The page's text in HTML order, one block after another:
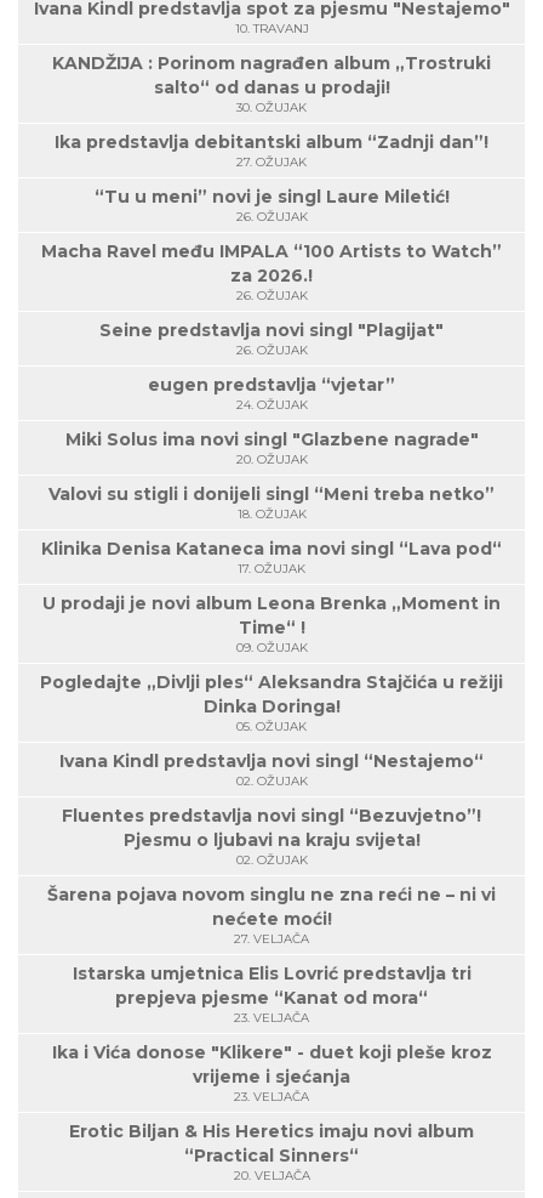
Ivana Kindl predstavlja spot za pjesmu "Nestajemo"
10. TRAVANJ
KANDŽIJA : Porinom nagrađen album „Trostruki
salto“ od danas u prodaji!
30. OŽUJAK
Ika predstavlja debitantski album “Zadnji dan”!
27. OŽUJAK
“Tu u meni” novi je singl Laure Miletić!
26. OŽUJAK
Macha Ravel među IMPALA “100 Artists to Watch”
za 2026.!
26. OŽUJAK
Seine predstavlja novi singl "Plagijat"
26. OŽUJAK
eugen predstavlja “vjetar”
24. OŽUJAK
Miki Solus ima novi singl "Glazbene nagrade"
20. OŽUJAK
Valovi su stigli i donijeli singl “Meni treba netko”
18. OŽUJAK
Klinika Denisa Kataneca ima novi singl “Lava pod“
17. OŽUJAK
U prodaji je novi album Leona Brenka „Moment in
Time“ !
09. OŽUJAK
Pogledajte „Divlji ples“ Aleksandra Stajčića u režiji
Dinka Doringa!
05. OŽUJAK
Ivana Kindl predstavlja novi singl “Nestajemo“
02. OŽUJAK
Fluentes predstavlja novi singl “Bezuvjetno”!
Pjesmu o ljubavi na kraju svijeta!
02. OŽUJAK
Šarena pojava novom singlu ne zna reći ne – ni vi
nećete moći!
27. VELJAČA
Istarska umjetnica Elis Lovrić predstavlja tri
prepjeva pjesme “Kanat od mora“
23. VELJAČA
Ika i Vića donose "Klikere" - duet koji pleše kroz
vrijeme i sjećanja
23. VELJAČA
Erotic Biljan & His Heretics imaju novi album
“Practical Sinners“
20. VELJAČA